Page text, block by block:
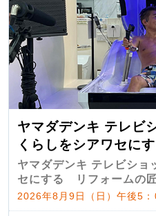
ヤマダデンキ テレビ
くらしをシアワセに
匠 第7弾
ヤマダデンキ テレビショ
セにする リフォームの
2026年8月9日（日）午後5